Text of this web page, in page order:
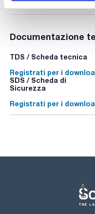
Documentazione
TDS / Scheda tecnica
Registrati per i
SDS / Scheda di
Sicurezza
Registrati per i